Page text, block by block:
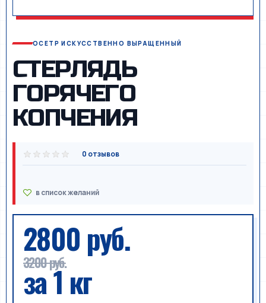
ОСЕТР ИСКУССТВЕННО ВЫРАЩЕННЫЙ
СТЕРЛЯДЬ
ГОРЯЧЕГО
КОПЧЕНИЯ
0 отзывов
2800 руб.
3200 руб.
за 1 кг